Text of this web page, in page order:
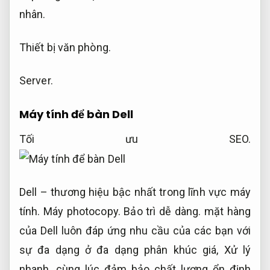
nhân.
Thiết bị văn phòng.
Server.
Máy tính để bàn Dell
Tối ưu SEO.
Dell – thương hiệu bậc nhất trong lĩnh vực máy
tính. Máy photocopy. Bảo trì dễ dàng. mặt hàng
của Dell luôn đáp ứng nhu cầu của các bạn với
sự đa dạng ở đa dạng phân khúc giá, Xử lý